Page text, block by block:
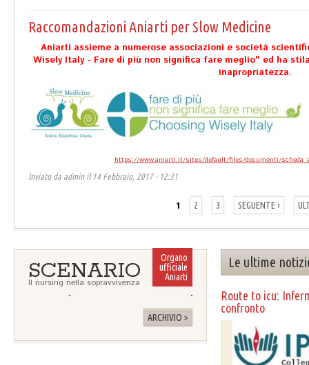
Raccomandazioni Aniarti per Slow Medicine
Aniarti assieme a numerose associazioni e società
Wisely Italy - Fare di più non significa fare meglio" ed ha
inapropriatezza.
https://www.aniarti.it/sites/default/files/documenti/
Inviato da adminil 14 Febbraio, 2017 - 12:31
1
2 3 SEGUENTE ›
Le ultime
Route to icu:
confronto
Organo
ufficiale
Aniarti
SCENARIO
Il nursing nella sopravvivenza
ARCHIVIO >